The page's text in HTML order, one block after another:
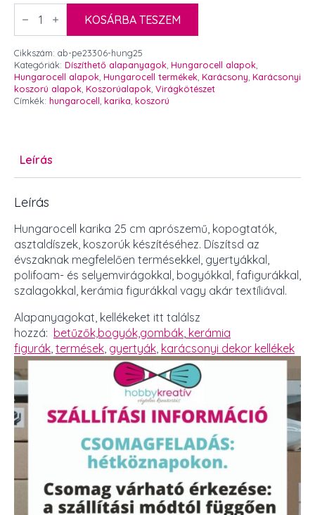
Hungarocell
karika
aprószemű
mennyiség
KOSÁRBA TESZEM
Cikkszám: ab-pe23306-hung25
Kategóriák: Díszíthető alapanyagok Hungarocell alapok
Hungarocell alapok Hungarocell termékek Karácsony Karácsonyi
koszorú alapok Koszorúalapok Virágkötészet
Címkék: hungarocell karika koszorú
Leírás
Leírás
Hungarocell karika 25 cm aprószemű, kopogtatók,
asztaldíszek, koszorúk készítéséhez. Díszítsd az
évszaknak megfelelően termésekkel, gyertyákkal,
polifoam- és selyemvirágokkal, bogyókkal, fafigurákkal,
szalagokkal, kerámia figurákkal vagy akár textíliával.
Alapanyagokat, kellékeket itt találsz
hozzá: betűzők,bogyók,gombák kerámia
figurák termések gyertyák karácsonyi dekor kellékek